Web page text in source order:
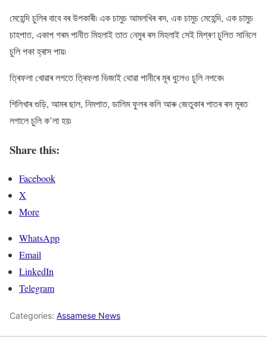
মেহেন্দি চুলিৰ বাবে বৰ উপকাৰী৷ এক চামুচ আমলখিৰ ৰস, এক চামুচ মেহেন্দি, এক চামুচ
চাহপাত, একাপ গৰম পানীত মিহলাই তাত নেমুৰ ৰস মিহলাই সেই মিশ্ৰণ চুলিত সানিলে
চুলি পকা হ্ৰাস পায়৷
ত্ৰিফলা খোৱাৰ লগতে ত্ৰিফলা ভিজাই থোৱা পানীৰে মূৰ ধুলেও চুলি নপকে৷
শিলিখাৰ গুড়ি, আমৰ ছাল, নিমপাত, ডালিম ফুলৰ কলি আৰু জেতুকাৰ পাতৰ ৰস মূৰত
লগালে চুলি ক’লা হয়৷
Share this:
Facebook
X
More
WhatsApp
Email
LinkedIn
Telegram
Categories: Assamese News